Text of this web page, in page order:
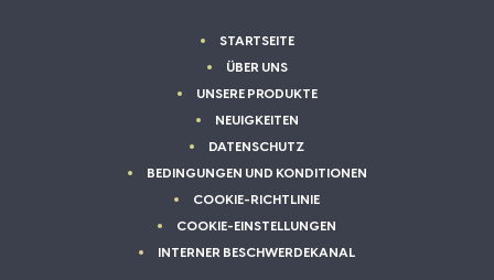
STARTSEITE
ÜBER UNS
UNSERE PRODUKTE
NEUIGKEITEN
DATENSCHUTZ
BEDINGUNGEN UND KONDITIONEN
COOKIE-RICHTLINIE
COOKIE-EINSTELLUNGEN
INTERNER BESCHWERDEKANAL